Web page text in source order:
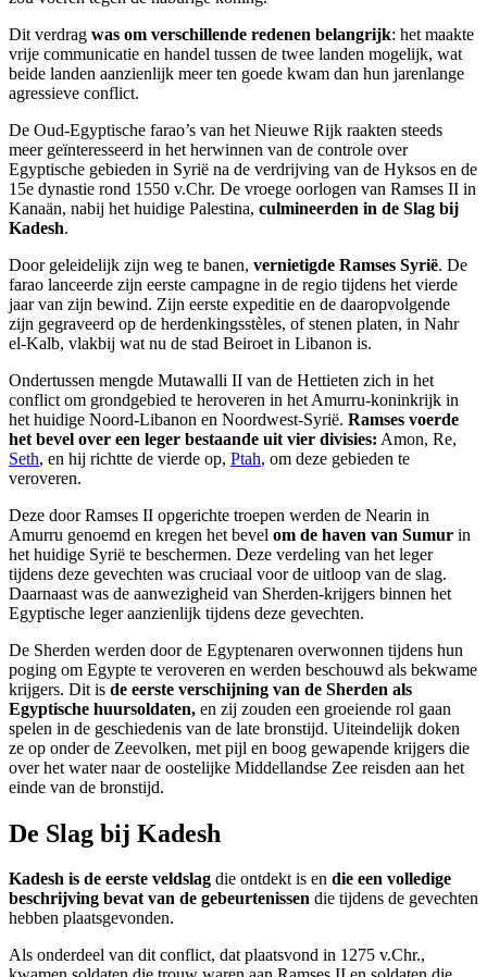
Dit verdrag was om verschillende redenen belangrijk: het maakte
vrije communicatie en handel tussen de twee landen mogelijk, wat
beide landen aanzienlijk meer ten goede kwam dan hun jarenlange
agressieve conflict.
De Oud-Egyptische farao’s van het Nieuwe Rijk raakten steeds
meer geïnteresseerd in het herwinnen van de controle over
Egyptische gebieden in Syrië na de verdrijving van de Hyksos en de
15e dynastie rond 1550 v.Chr. De vroege oorlogen van Ramses II in
Kanaän, nabij het huidige Palestina, culmineerden in de Slag bij
Kadesh.
Door geleidelijk zijn weg te banen, vernietigde Ramses Syrië. De
farao lanceerde zijn eerste campagne in de regio tijdens het vierde
jaar van zijn bewind. Zijn eerste expeditie en de daaropvolgende
zijn gegraveerd op de herdenkingsstèles, of stenen platen, in Nahr
el-Kalb, vlakbij wat nu de stad Beiroet in Libanon is.
Ondertussen mengde Mutawalli II van de Hettieten zich in het
conflict om grondgebied te heroveren in het Amurru-koninkrijk in
het huidige Noord-Libanon en Noordwest-Syrië. Ramses voerde
het bevel over een leger bestaande uit vier divisies: Amon, Re,
Seth, en hij richtte de vierde op, Ptah, om deze gebieden te
veroveren.
Deze door Ramses II opgerichte troepen werden de Nearin in
Amurru genoemd en kregen het bevel om de haven van Sumur in
het huidige Syrië te beschermen. Deze verdeling van het leger
tijdens deze gevechten was cruciaal voor de uitloop van de slag.
Daarnaast was de aanwezigheid van Sherden-krijgers binnen het
Egyptische leger aanzienlijk tijdens deze gevechten.
De Sherden werden door de Egyptenaren overwonnen tijdens hun
poging om Egypte te veroveren en werden beschouwd als bekwame
krijgers. Dit is de eerste verschijning van de Sherden als
Egyptische huursoldaten, en zij zouden een groeiende rol gaan
spelen in de geschiedenis van de late bronstijd. Uiteindelijk doken
ze op onder de Zeevolken, met pijl en boog gewapende krijgers die
over het water naar de oostelijke Middellandse Zee reisden aan het
einde van de bronstijd.
De Slag bij Kadesh
Kadesh is de eerste veldslag die ontdekt is en die een volledige
beschrijving bevat van de gebeurtenissen die tijdens de gevechten
hebben plaatsgevonden.
Als onderdeel van dit conflict, dat plaatsvond in 1275 v.Chr.,